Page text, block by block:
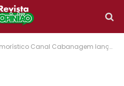
Canal Cabanagem lança mais uma paródia de sucesso na internet